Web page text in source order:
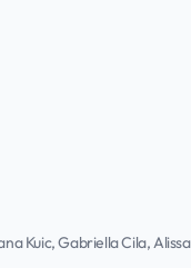
Kuic, Gabriella Cila,